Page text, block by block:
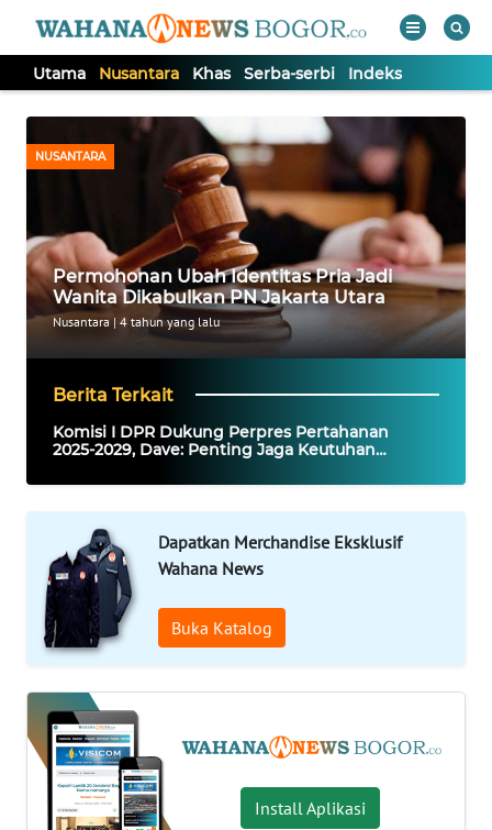
Utama Nusantara Khas Serba-serbi Indeks
NUSANTARA
Permohonan Ubah Identitas Pria Jadi
Wanita Dikabulkan PN Jakarta Utara
Nusantara| 4 tahun yang lalu
Berita Terkait
Komisi I DPR Dukung Perpres Pertahanan
2025-2029, Dave: Penting Jaga Keutuhan
Dapatkan Merchandise Eksklusif
Wahana News
Buka Katalog
Install Aplikasi
Tutup
NUSANTARA
KHAS
SERBA-
INDEKS
KONTAK
KAMI
TENTANG
KAMI